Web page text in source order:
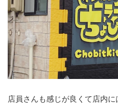
店員さんも感じが良くて店内